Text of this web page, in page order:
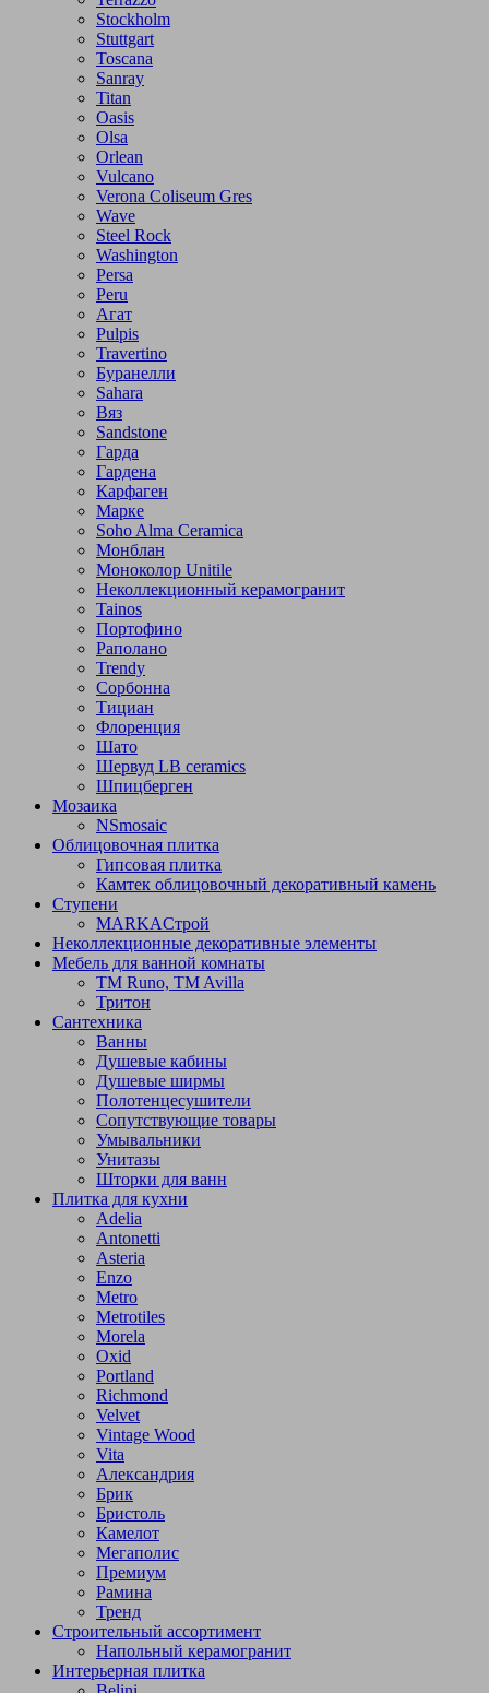
Stockholm
Stuttgart
Toscana
Sanray
Titan
Oasis
Olsa
Orlean
Vulcano
Verona Coliseum Gres
Wave
Steel Rock
Washington
Persa
Peru
Агат
Pulpis
Travertino
Буранелли
Sahara
Вяз
Sandstone
Гарда
Гардена
Карфаген
Марке
Soho Alma Ceramica
Монблан
Моноколор Unitile
Неколлекционный керамогранит
Tainos
Портофино
Раполано
Trendy
Сорбонна
Тициан
Флоренция
Шато
Шервуд LB ceramics
Шпицберген
Мозаика
NSmosaic
Облицовочная плитка
Гипсовая плитка
Камтек облицовочный декоративный камень
Ступени
МARKAСтрой
Неколлекционные декоративные элементы
Мебель для ванной комнаты
TM Runo, TM Avilla
Тритон
Сантехника
Ванны
Душевые кабины
Душевые ширмы
Полотенцесушители
Сопутствующие товары
Умывальники
Унитазы
Шторки для ванн
Плитка для кухни
Adelia
Antonetti
Asteria
Enzo
Metro
Metrotiles
Morela
Oxid
Portland
Richmond
Velvet
Vintage Wood
Vita
Александрия
Брик
Бристоль
Камелот
Мегаполис
Премиум
Рамина
Тренд
Строительный ассортимент
Напольный керамогранит
Интерьерная плитка